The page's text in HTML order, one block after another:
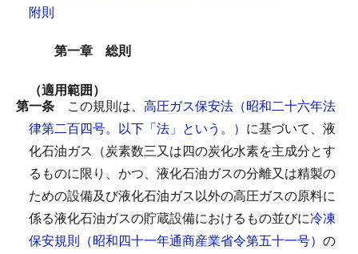
附則
第一章 総則
（適用範囲）
第一条
この規則は、 高圧ガス保安法（昭和二十六年法
律第二百四号。以下「法」という。） に基づいて、液
化石油ガス（炭素数三又は四の炭化水素を主成分とす
るものに限り、かつ、液化石油ガスの分離又は精製の
ための設備及び液化石油ガス以外の高圧ガスの原料に
係る液化石油ガスの貯蔵設備におけるもの並びに冷凍
保安規則（昭和四十一年通商産業省令第五十一号） の